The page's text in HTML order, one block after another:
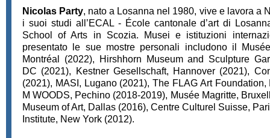
Nicolas Party, nato a Losanna nel 1980, vive e lavora a
i suoi studi all’ECAL - École cantonale d’art di
School of Arts in Scozia. Musei e istituzioni
presentato le sue mostre personali includono il
Montréal (2022), Hirshhorn Museum and Sculpture
DC (2021), Kestner Gesellschaft, Hannover (2021),
(2021), MASI, Lugano (2021), The FLAG Art Foundation,
M WOODS, Pechino (2018-2019), Musée Magritte,
Museum of Art, Dallas (2016), Centre Culturel Suisse,
Institute, New York (2012).